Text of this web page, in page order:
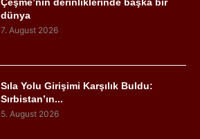
dünya
7. August 2026
Sıla Yolu Girişimi Karşılık Buldu:
Sırbistan’ın...
5. August 2026